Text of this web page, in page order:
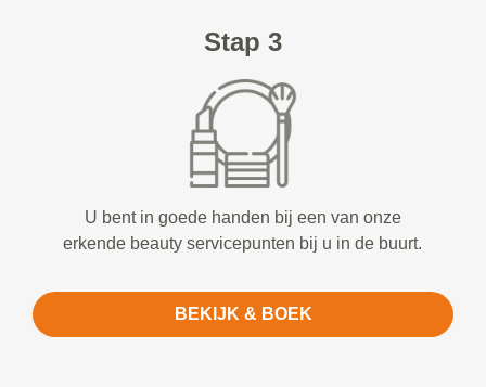
Stap 3
U bent in goede handen bij een van onze
erkende beauty servicepunten bij u in de buurt.
BEKIJK & BOEK